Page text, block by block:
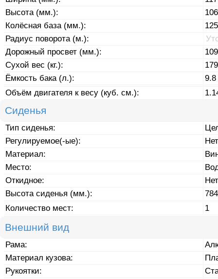
Высота (мм.):
Колёсная база (мм.):
Радиус поворота (м.):
Дорожный просвет (мм.):
Сухой вес (кг.):
179
Ёмкость бака (л.):
9.8
Объём двигателя к весу (куб. см.):
Сиденья
Тип сиденья:
Регулируемое(-ые):
Нет
Материал:
Место:
Откидное:
Нет
Высота сиденья (мм.):
Количество мест:
1
Внешний вид
Рама:
Материал кузова:
Рукоятки: